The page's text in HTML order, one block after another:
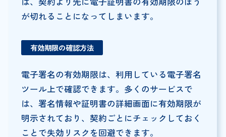
が切れることになってしまいます。
有効期限の確認方法
電子署名の有効期限は、利用している電子署名
ツール上で確認できます。多くのサービスで
は、署名情報や証明書の詳細画面に有効期限が
明示されており、契約ごとにチェックしておく
ことで失効リスクを回避できます。